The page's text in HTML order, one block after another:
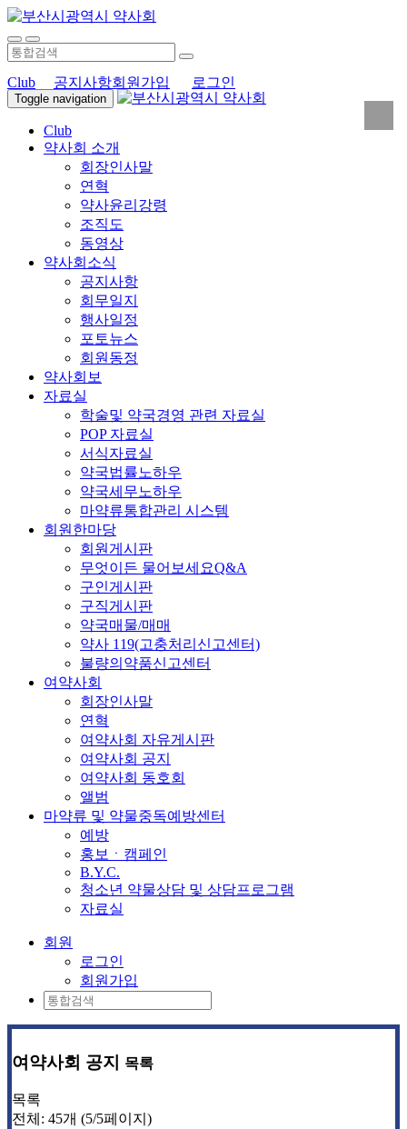
Club 공지사항회원가입 로그인
Toggle navigation
Club
약사회 소개
회장인사말
연혁
약사윤리강령
조직도
동영상
약사회소식
공지사항
회무일지
행사일정
포토뉴스
회원동정
약사회보
자료실
학술및 약국경영 관련 자료실
POP 자료실
서식자료실
약국법률노하우
약국세무노하우
마약류통합관리 시스템
회원한마당
회원게시판
무엇이든 물어보세요Q&A
구인게시판
구직게시판
약국매물/매매
약사 119(고충처리신고센터)
불량의약품신고센터
여약사회
회장인사말
연혁
여약사회 자유게시판
여약사회 공지
여약사회 동호회
앨범
마약류 및 약물중독예방센터
예방
홍보ㆍ캠페인
B.Y.C.
청소년 약물상담 및 상담프로그램
자료실
회원
로그인
회원가입
여약사회 공지 목록
목록
전체: 45개 (5/5페이지)